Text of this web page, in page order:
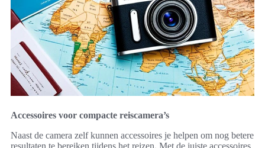
Accessoires voor compacte reiscamera’s
Naast de camera zelf kunnen accessoires je helpen om nog betere